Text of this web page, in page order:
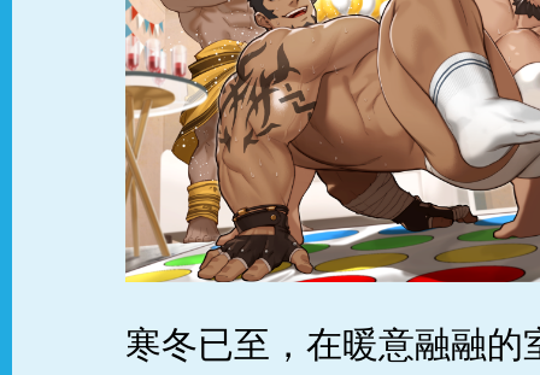
寒冬已至，在暖意融融的